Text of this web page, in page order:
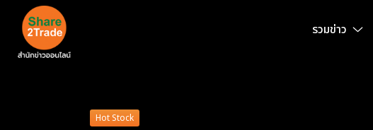
รวมข่าว
Hot Stock